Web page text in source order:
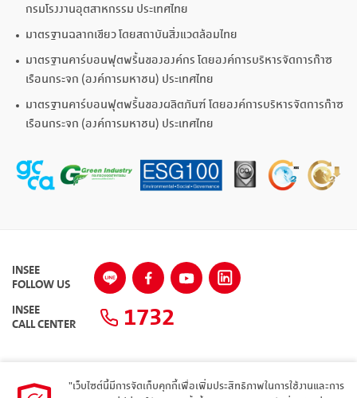
กรมโรงงานอุตสาหกรรม ประเทศไทย
มาตรฐานฉลากเขียว โดยสถาบันสิ่งแวดล้อมไทย
มาตรฐานคาร์บอนฟุตพริ้นขององค์กร โดยองค์การบริหารจัดการก๊าซ
เรือนกระจก (องค์การมหาชน) ประเทศไทย
มาตรฐานคาร์บอนฟุตพริ้นของผลิตภันฑ์ โดยองค์การบริหารจัดการก๊าซ
เรือนกระจก (องค์การมหาชน) ประเทศไทย
INSEE
FOLLOW US
INSEE
CALL CENTER 1732
แผนผังเว็บไซต์
"เว็บไซต์นี้มีการจัดเก็บคุกกี้เพื่อเพิ่มประสิทธิภาพในการใช้งานและการ